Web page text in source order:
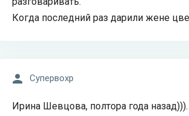
Когда последний раз дарили жене
Супервохр
Ирина Шевцова, полтора года